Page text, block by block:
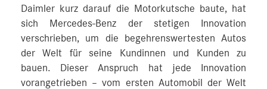
Daimler kurz darauf die Motorkutsche baute, hat
sich Mercedes-Benz der stetigen Innovation
verschrieben, um die begehrenswertesten Autos
der Welt für seine Kundinnen und Kunden zu
bauen. Dieser Anspruch hat jede Innovation
vorangetrieben – vom ersten Automobil der Welt